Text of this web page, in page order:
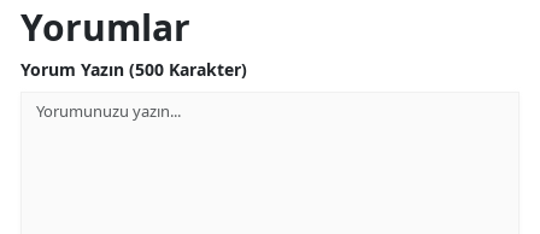
Yorumlar
Yorum Yazın (500 Karakter)